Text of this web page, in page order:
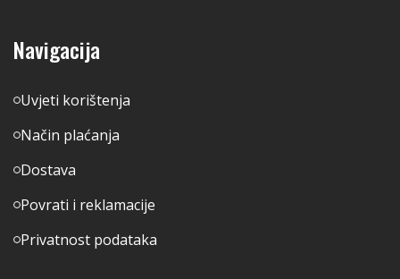
Navigacija
Uvjeti korištenja
Način plaćanja
Dostava
Povrati i reklamacije
Privatnost podataka